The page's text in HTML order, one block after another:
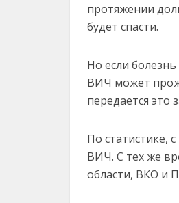
протяжении
будет спасти.
Но если
ВИЧ может
передается это
По статистике,
ВИЧ. С тех же
области, ВКО и